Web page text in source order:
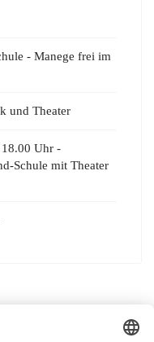
- Manege frei im
und Theater
18.00 Uhr -
Schule mit Theater